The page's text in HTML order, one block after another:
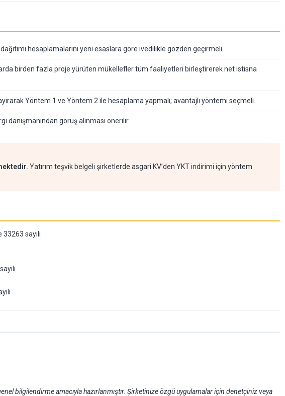
hesaplamalarını yeni esaslara göre ivedilikle gözden geçirmeli.
birden fazla proje yürüten mükellefler tüm faaliyetleri birleştirerek net istisna
Yöntem 1 ve Yöntem 2 ile hesaplama yapmalı; avantajlı yöntemi seçmeli.
görüş alınması önerilir.
Yatırım teşvik belgeli şirketlerde asgari KV’den YKT indirimi için yöntem
sayılı
bilgilendirme amacıyla hazırlanmıştır. Şirketinize özgü uygulamalar için denetçiniz veya